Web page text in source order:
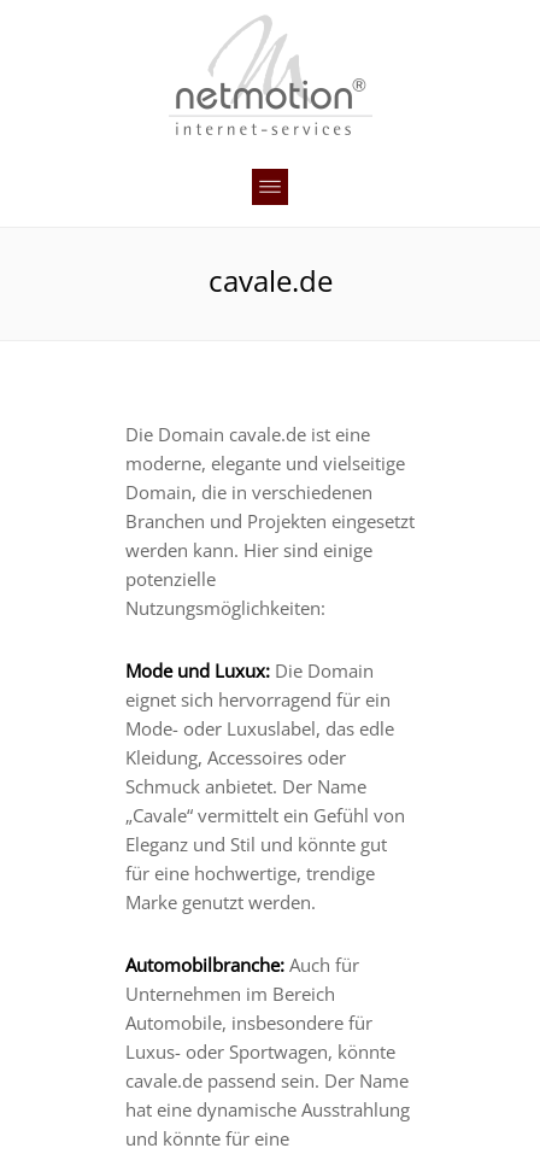
cavale.de
Die Domain cavale.de ist eine
moderne, elegante und vielseitige
Domain, die in verschiedenen
Branchen und Projekten eingesetzt
werden kann. Hier sind einige
potenzielle
Nutzungsmöglichkeiten:
Mode und Luxux: Die Domain
eignet sich hervorragend für ein
Mode- oder Luxuslabel, das edle
Kleidung, Accessoires oder
Schmuck anbietet. Der Name
„Cavale“ vermittelt ein Gefühl von
Eleganz und Stil und könnte gut
für eine hochwertige, trendige
Marke genutzt werden.
Automobilbranche: Auch für
Unternehmen im Bereich
Automobile, insbesondere für
Luxus- oder Sportwagen, könnte
cavale.de passend sein. Der Name
hat eine dynamische Ausstrahlung
und könnte für eine